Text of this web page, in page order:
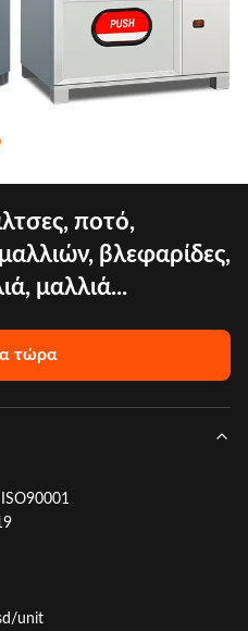
ποτό,
βλεφαρίδες,
μαλλιά...
τώρα
ISO90001
unit